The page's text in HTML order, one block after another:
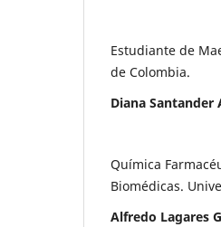
Estudiante de
de Colombia.
Diana
Química
Biomédicas.
Alfredo Lagares